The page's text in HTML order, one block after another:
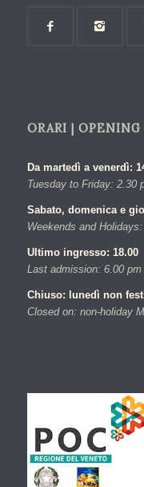
ORARI | OPENING
Da martedì a venerdì:
Tuesday to Friday: 2.30
Sabato, domenica e
Weekends and
Ultimo ingresso: 18.00
Last admission: 6.00 pm
Chiuso: lunedì non
Closed on: non-holiday